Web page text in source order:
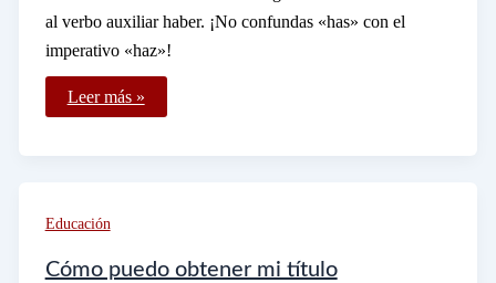
al verbo auxiliar haber. ¡No confundas «has» con el
imperativo «haz»!
Cómo
se
logrado
Leer más »
Educación
Cómo puedo obtener mi título